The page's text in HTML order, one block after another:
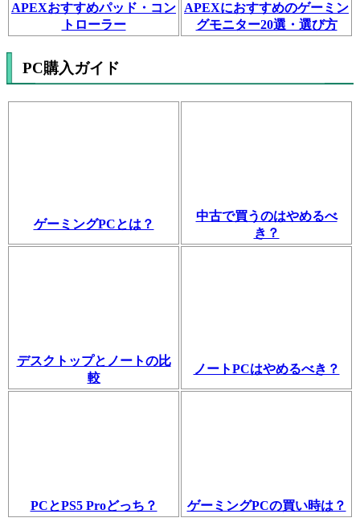
APEXおすすめパッド・コン
トローラー
APEXにおすすめのゲーミン
グモニター20選・選び方
PC購入ガイド
ゲーミングPCとは？
中古で買うのはやめるべ
き？
デスクトップとノートの比
較
ノートPCはやめるべき？
PCとPS5 Proどっち？ ゲーミングPCの買い時は？